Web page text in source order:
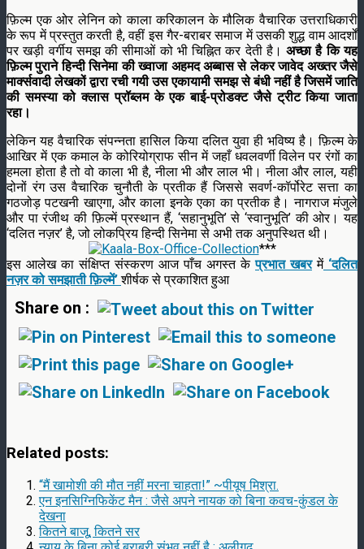
फ़िल्म एक ओर लेनिन को काला करिकालन के मौलिक वैचारिक उत्तराधिकारी
के रूप में प्रस्तुत करती है, वहीं इस गैर-बराबर समाज में उसकी शुद्ध वाम आदर्शों
पर खड़ी वर्गीय समझ की सीमाओं को भी चिह्नित कर देती है।अच्छा है कि यह
फ़िल्म पुराने हिन्दी सिनेमा की ख्वाजा अहमद अब्बास से लेकर जावेद अख्तर जैसे
मार्क्सवादी लेखकों द्वारा रची गयी उस एकायामी समझ से बंधी नहीं है जिसमें जाति
की समस्या को क्लास प्रॉब्लम के एक बाई-प्रोडक्ट जैसे ट्रीट किया जाता
रहा।
लेकिन यह वैचारिक संपन्नता हासिल किया दलित युवा ही भविष्य है। फ़िल्म के
आखिर में एक कमाल के कोरियोग्राफ सीन में जहाँ धवलवर्णी विलेन पर रंगों का
हमला होता है तो वो काला भी है, नीला भी और लाल भी। नीला और लाल, यही
दोनों रंग उस वैचारिक चुनौती के प्रतीक हैं जिससे सवर्ण-कॉर्पोरेट सत्ता का
गठजोड़ पटखनी खाएगा, और काला इनके एका का प्रतीक है। नागराज मंजुले
और पा रंजीथ की फ़िल्में प्रस्थान हैं, ‘सहानुभूति’ से ‘स्वानुभूति’ की ओर। यह
‘दलित नज़र’ है, जो लोकप्रिय हिन्दी सिनेमा से अभी तक अनुपस्थित थी।
***
इस आलेख का संक्षिप्त संस्करण आज पाँच अगस्त केप्रभात खबरमें‘दलित
नज़र को समझाती फ़िल्में’ शीर्षक से प्रकाशित हुआ
Share on :
Related posts:
“मैं खामोशी की मौत नहीं मरना चाहता!” ~पीयूष मिश्रा.
एन इनसिग्निफिकेंट मैन : जैसे अपने नायक को बिना कवच-कुंडल के
देखना
कितने बाजू, कितने सर